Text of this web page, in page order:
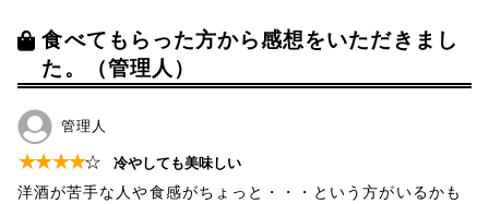
食べてもらった方から感想をいただきまし
た。（管理人）
管理人
★★★★☆ 冷やしても美味しい
洋酒が苦手な人や食感がちょっと・・・という方がいるかも